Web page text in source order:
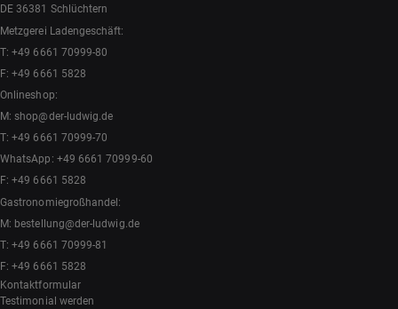
DE 36381 Schlüchtern
Metzgerei Ladengeschäft:
T:+49 6661 70999-80
F: +49 6661 5828
Onlineshop:
M:shop@der-ludwig.de
T:+49 6661 70999-70
WhatsApp: +49 6661 70999-60
F: +49 6661 5828
Gastronomiegroßhandel:
M: bestellung@der-ludwig.de
T:+49 6661 70999-81
F: +49 6661 5828
Kontaktformular
Testimonial werden